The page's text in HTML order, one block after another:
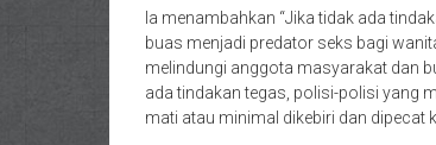
Ia menambahkan “Jika tidak ada
buas menjadi predator seks bagi
melindungi anggota masyarakat dan
ada tindakan tegas, polisi-polisi yang
mati atau minimal dikebiri dan dipecat